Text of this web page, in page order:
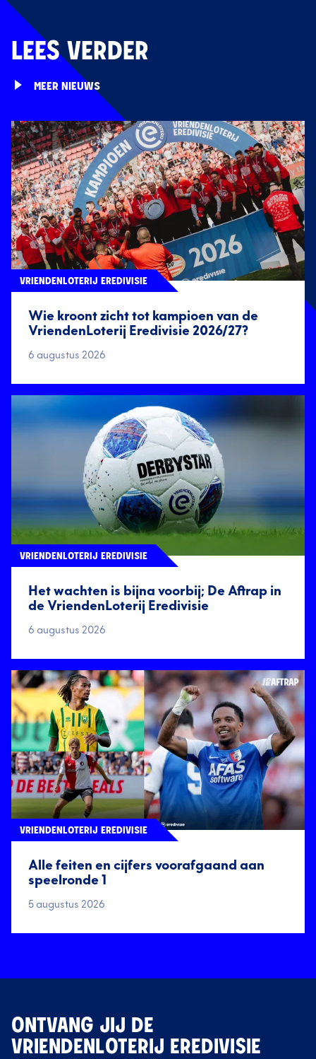
LEES VERDER
MEER NIEUWS
Wie kroont zicht tot kampioen van de
VriendenLoterij Eredivisie 2026/27?
VRIENDENLOTERIJ EREDIVISIE
6 augustus 2026
Het wachten is bijna voorbij; De Aftrap in
de VriendenLoterij Eredivisie
VRIENDENLOTERIJ EREDIVISIE
6 augustus 2026
Alle feiten en cijfers voorafgaand aan
speelronde 1
VRIENDENLOTERIJ EREDIVISIE
5 augustus 2026
ONTVANG JIJ DE
VRIENDENLOTERIJ EREDIVISIE